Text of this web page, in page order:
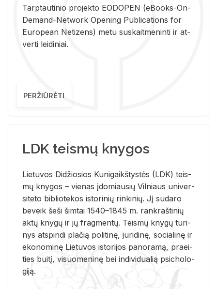
Tarp­tau­ti­nio pro­jek­to EO­DO­PEN (eBo­oks-On-
De­mand-Ne­twork Ope­ning Pub­li­ca­tions for
Eu­ro­pe­an Ne­ti­zens) metu su­skait­me­nin­ti ir at­
ver­ti lei­di­niai.
PERŽIŪRĖTI
LDK teismų knygos
Lie­tu­vos Di­džio­sios Ku­ni­gaikš­tys­tės (LDK) teis­
mų kny­gos – vie­nas įdo­miau­sių Vil­niaus uni­ver­
si­te­to bi­b­lio­te­kos is­to­ri­nių rin­ki­nių. Jį su­da­ro
be­veik šeši šim­tai 1540–1845 m. rank­raš­ti­nių
aktų kny­gų ir jų frag­men­tų. Teis­mų kny­gų tu­ri­
nys at­spin­di pla­čią po­li­ti­nę, ju­ri­di­nę, so­cia­li­nę ir
eko­no­mi­nę Lie­tu­vos is­to­ri­jos pa­no­ra­mą, pra­ei­
ties bui­tį, vi­suo­me­ni­nę bei in­di­vi­dua­lią psi­cho­lo­
gi­ją.